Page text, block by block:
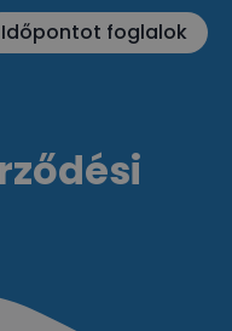
Időpontot foglalok